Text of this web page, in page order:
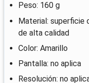
Peso: 160 g
Material: superficie
de alta calidad
Color: Amarillo
Pantalla: no aplica
Resolución: no